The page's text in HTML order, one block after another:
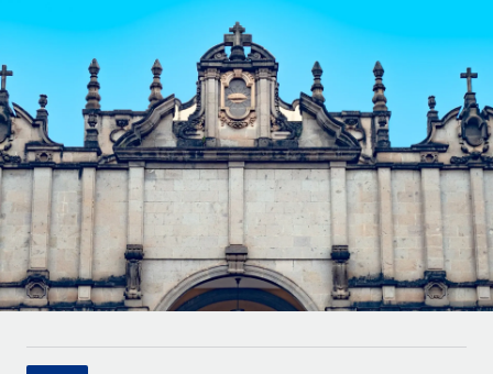
Zzp'ers internationaal onboarden en beheren
PEO
Ingewikkelde HR-taken eenvoudig uitbesteden
INFRASTRUCTUUR
Remote Embedded
HR naadloos in workflows integreren
Platform
Ingebouwde essentiële HR-functies voor je team
GROEIFASE
Start-ups
Flexibele global HR en payroll solutions voor groeiende
bedrijven
Mid-market
Teams uitbreiden met HR solutions op maat
Enterprise
Global HR voor grote bedrijven
WERK MET ONS SAMEN
Betalingscalculator voor zzp'ers
Ontdek valuta-opties en betaalsnelheden voor
internationale zzp'ers
LEREN MET REMOTE
Onderzoek en gidsen
Casestudy's
HR-woordenlijst
Checklists en templates
Nederlands
Français
Deutsch
Español
Italiano
Português (Portugal)
日本語
Inloggen